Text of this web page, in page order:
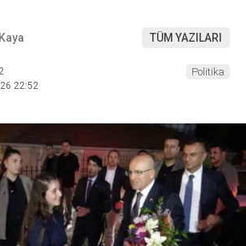
TÜM YAZILARI
22:52
Politika